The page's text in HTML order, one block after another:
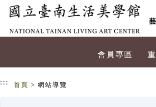
會員專區
::: 首頁 > 網站導覽